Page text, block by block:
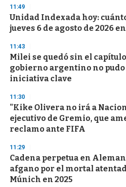
s
e
c
o
d
s
11:49
Unidad Indexada hoy:
jueves 6 de agosto de 2026
11:43
Milei se quedó sin el
gobierno argentino no
iniciativa clave
11:30
"Kike Olivera no irá a
ejecutivo de Gremio, que
reclamo ante FIFA
11:29
Cadena perpetua en
afgano por el mortal
Múnich en 2025